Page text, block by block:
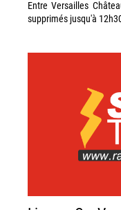
Entre Versailles
supprimés jusqu'à